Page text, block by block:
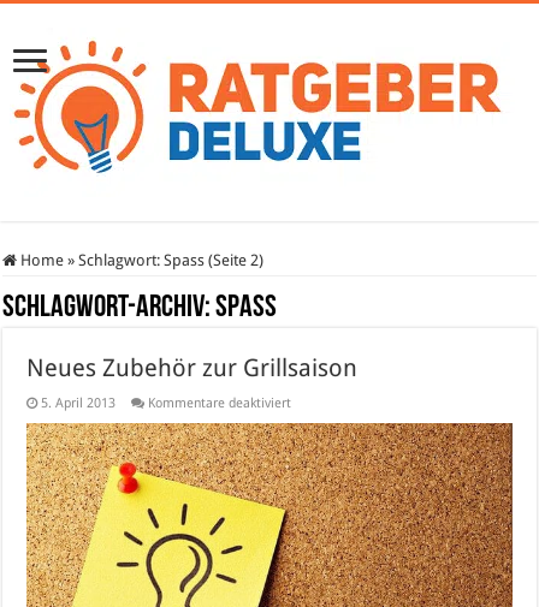
Home » Schlagwort:Spass (Seite 2)
Schlagwort-Archiv:Spass
Neues Zubehör zur Grillsaison
5. April 2013 Kommentare deaktiviertfür
Zubehör
zur
Grillsaison